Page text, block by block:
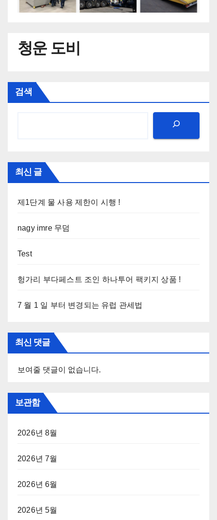
청운 도비
검색
최신 글
제1단계 물 사용 제한이 시행 !
nagy imre 무덤
Test
헝가리 부다페스트 조인 하나투어 팩키지 상품 !
7 월 1 일 부터 변경되는 유럽 관세법
최신 댓글
보여줄 댓글이 없습니다.
보관함
2026년 8월
2026년 7월
2026년 6월
2026년 5월